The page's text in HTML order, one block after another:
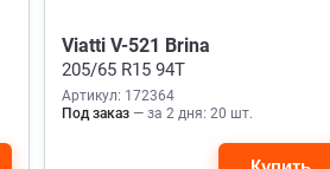
Viatti V-521 Brina
205/65 R15 94T
Артикул: 172364
Под заказ — за 2 дня: 20 шт.